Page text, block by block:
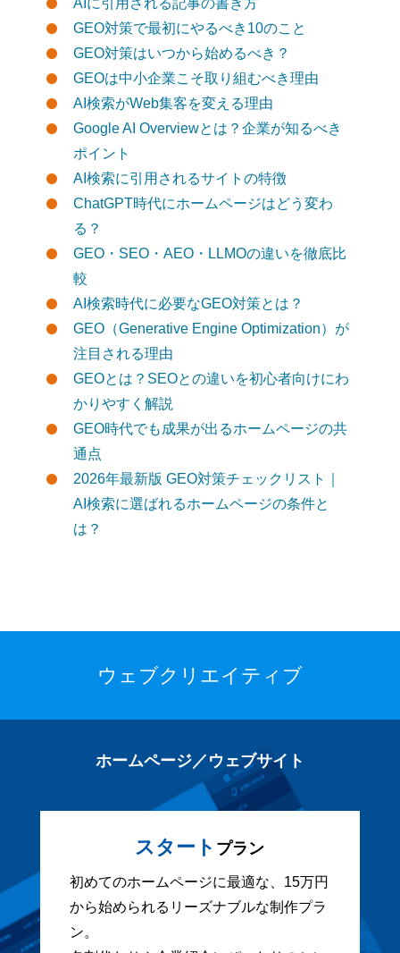
AIに引用される記事の書き方
GEO対策で最初にやるべき10のこと
GEO対策はいつから始めるべき？
GEOは中小企業こそ取り組むべき理由
AI検索がWeb集客を変える理由
Google AI Overviewとは？企業が知るべき
ポイント
AI検索に引用されるサイトの特徴
ChatGPT時代にホームページはどう変わ
る？
GEO・SEO・AEO・LLMOの違いを徹底比
較
AI検索時代に必要なGEO対策とは？
GEO（Generative Engine Optimization）が
注目される理由
GEOとは？SEOとの違いを初心者向けにわ
かりやすく解説
GEO時代でも成果が出るホームページの共
通点
2026年最新版 GEO対策チェックリスト｜
AI検索に選ばれるホームページの条件と
は？
ウェブクリエイティブ
ホームページ／ウェブサイト
スタート プラン
初めてのホームページに最適な、15万円
から始められるリーズナブルな制作プラ
ン。